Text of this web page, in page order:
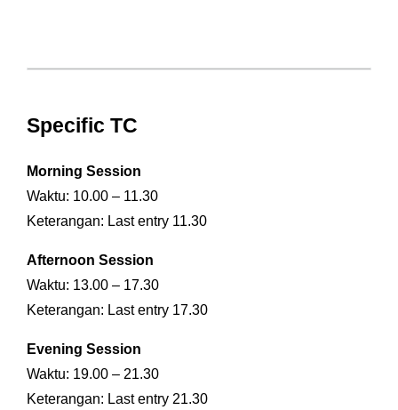
Specific TC
Morning Session
Waktu: 10.00 – 11.30
Keterangan: Last entry 11.30
Afternoon Session
Waktu: 13.00 – 17.30
Keterangan: Last entry 17.30
Evening Session
Waktu: 19.00 – 21.30
Keterangan: Last entry 21.30